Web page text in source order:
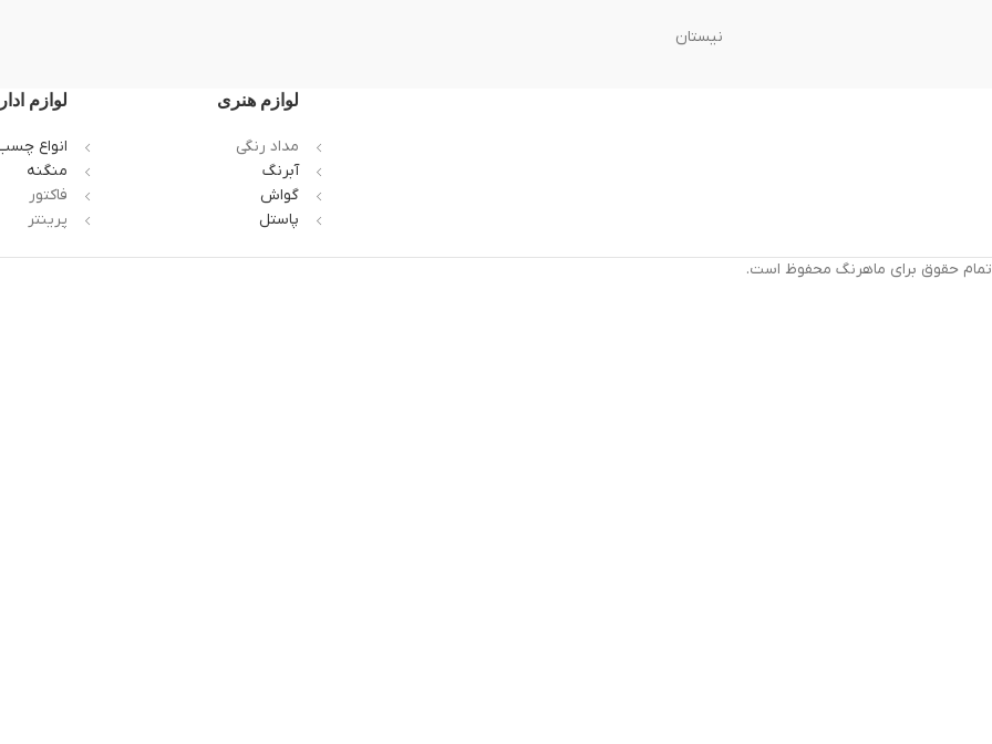
نیستان
لوازم هنری
مداد رنگی
آبرنگ
گواش
پاستل
لوازم
انواع
منگنه
فاکتور
پرینتر
تمام حقوق برای ماهرنگ محفوظ است.